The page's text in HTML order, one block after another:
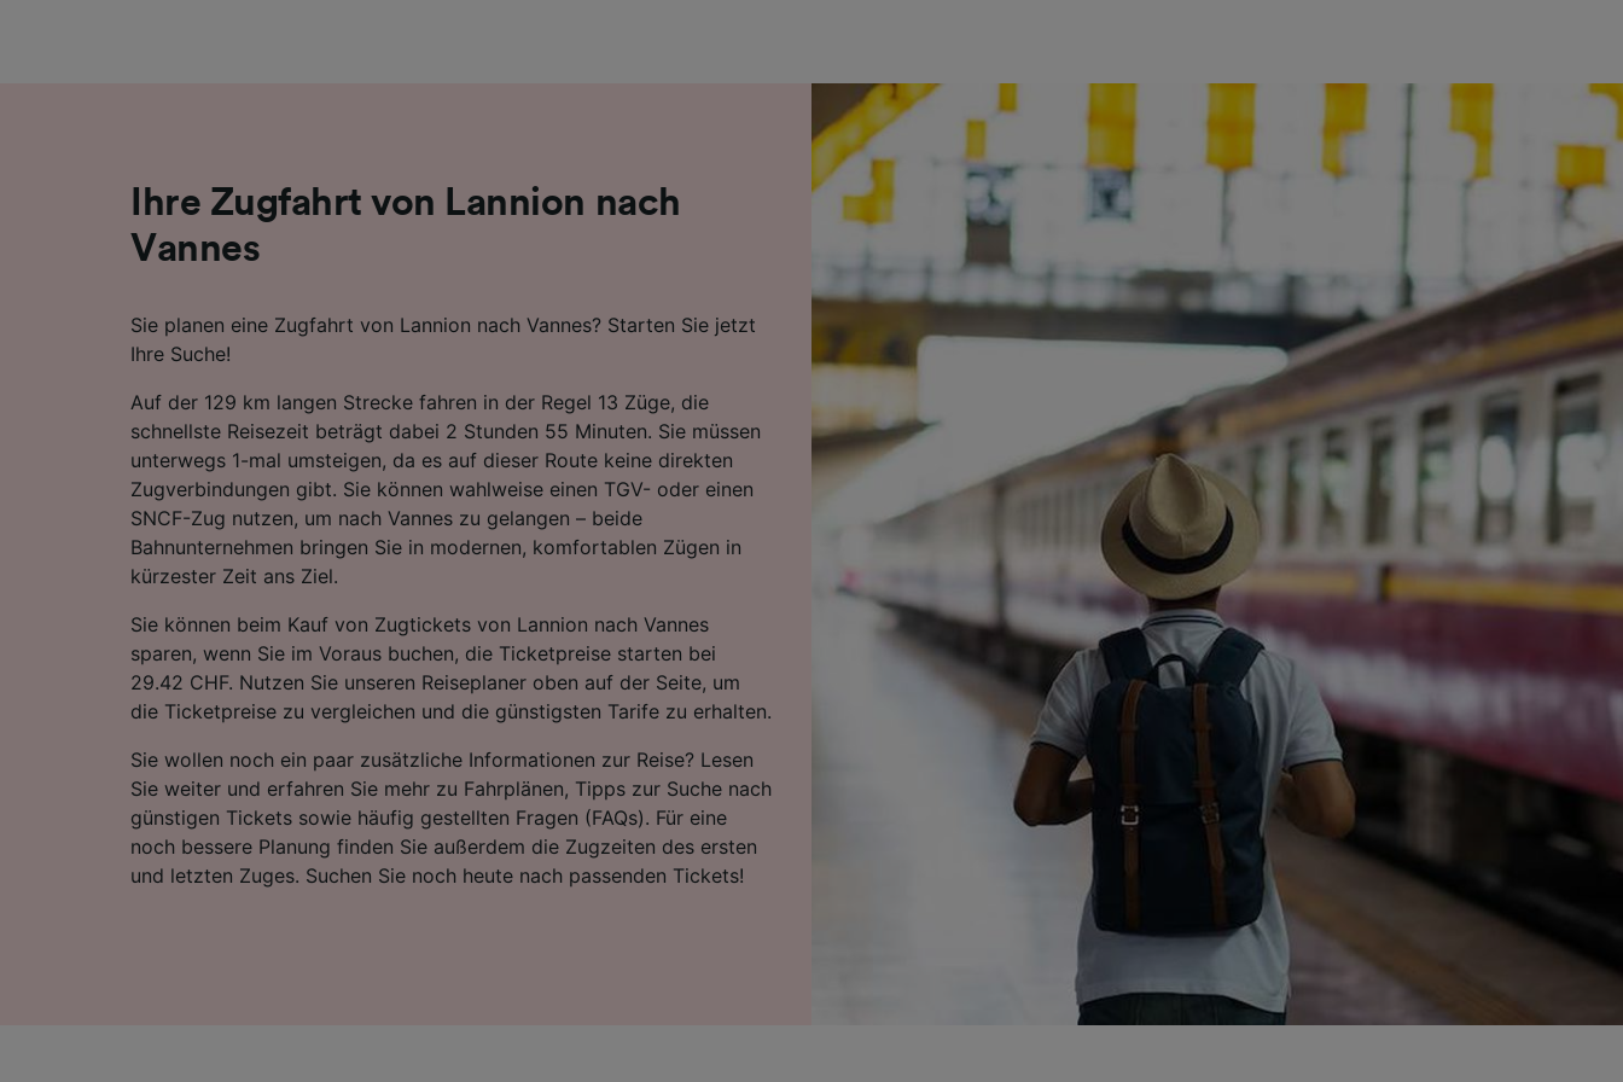
Ihre Zugfahrt von Lannion nach
Vannes
Sie planen eine Zugfahrt von Lannion nach Vannes? Starten Sie jetzt
Ihre Suche!
Auf der 129 km langen Strecke fahren in der Regel 13 Züge, die
schnellste Reisezeit beträgt dabei 2 Stunden 55 Minuten. Sie müssen
unterwegs 1-mal umsteigen, da es auf dieser Route keine direkten
Zugverbindungen gibt. Sie können wahlweise einen TGV- oder einen
SNCF-Zug nutzen, um nach Vannes zu gelangen – beide
Bahnunternehmen bringen Sie in modernen, komfortablen Zügen in
kürzester Zeit ans Ziel.
Sie können beim Kauf von Zugtickets von Lannion nach Vannes
sparen, wenn Sie im Voraus buchen, die Ticketpreise starten bei
29.42 CHF. Nutzen Sie unseren Reiseplaner oben auf der Seite, um
die Ticketpreise zu vergleichen und die günstigsten Tarife zu erhalten.
Sie wollen noch ein paar zusätzliche Informationen zur Reise? Lesen
Sie weiter und erfahren Sie mehr zu Fahrplänen, Tipps zur Suche nach
günstigen Tickets sowie häufig gestellten Fragen (FAQs). Für eine
noch bessere Planung finden Sie außerdem die Zugzeiten des ersten
und letzten Zuges. Suchen Sie noch heute nach passenden Tickets!